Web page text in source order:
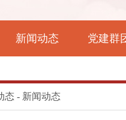
新闻动态 党建群
态 - 新闻动态